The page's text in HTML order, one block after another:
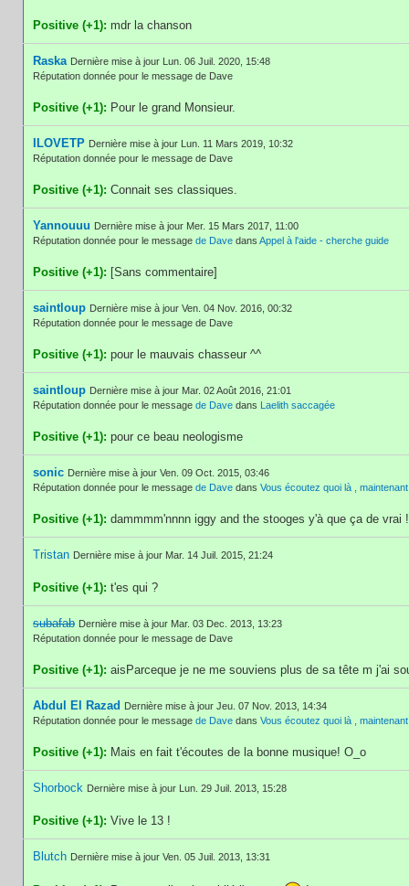
Positive (+1): mdr la chanson
Raska Dernière mise à jour Lun. 06 Juil. 2020, 15:48
Réputation donnée pour le message de Dave
Positive (+1): Pour le grand Monsieur.
ILOVETP Dernière mise à jour Lun. 11 Mars 2019, 10:32
Réputation donnée pour le message de Dave
Positive (+1): Connait ses classiques.
Yannouuu Dernière mise à jour Mer. 15 Mars 2017, 11:00
Réputation donnée pour le message de Dave dans Appel à l'aide - cherche guide
Positive (+1): [Sans commentaire]
saintloup Dernière mise à jour Ven. 04 Nov. 2016, 00:32
Réputation donnée pour le message de Dave
Positive (+1): pour le mauvais chasseur ^^
saintloup Dernière mise à jour Mar. 02 Août 2016, 21:01
Réputation donnée pour le message de Dave dans Laelith saccagée
Positive (+1): pour ce beau neologisme
sonic Dernière mise à jour Ven. 09 Oct. 2015, 03:46
Réputation donnée pour le message de Dave dans Vous écoutez quoi là ,
Positive (+1): dammmm'nnnn iggy and the stooges y'à que ça de vrai
Tristan Dernière mise à jour Mar. 14 Juil. 2015, 21:24
Positive (+1): t'es qui ?
subafab Dernière mise à jour Mar. 03 Dec. 2013, 13:23
Réputation donnée pour le message de Dave
Positive (+1): aisParceque je ne me souviens plus de sa tête m j'ai
Abdul El Razad Dernière mise à jour Jeu. 07 Nov. 2013, 14:34
Réputation donnée pour le message de Dave dans Vous écoutez quoi là ,
Positive (+1): Mais en fait t'écoutes de la bonne musique! O_o
Shorbock Dernière mise à jour Lun. 29 Juil. 2013, 15:28
Positive (+1): Vive le 13 !
Blutch Dernière mise à jour Ven. 05 Juil. 2013, 13:31